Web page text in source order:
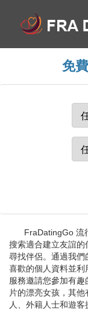
免
FraDatingGo 流
搜索適合建立友誼
尋找伴侶。通過我
喜歡的個人資料並
服務邀請您參加有
片的漂亮女孩，其
人、外籍人士和遊客